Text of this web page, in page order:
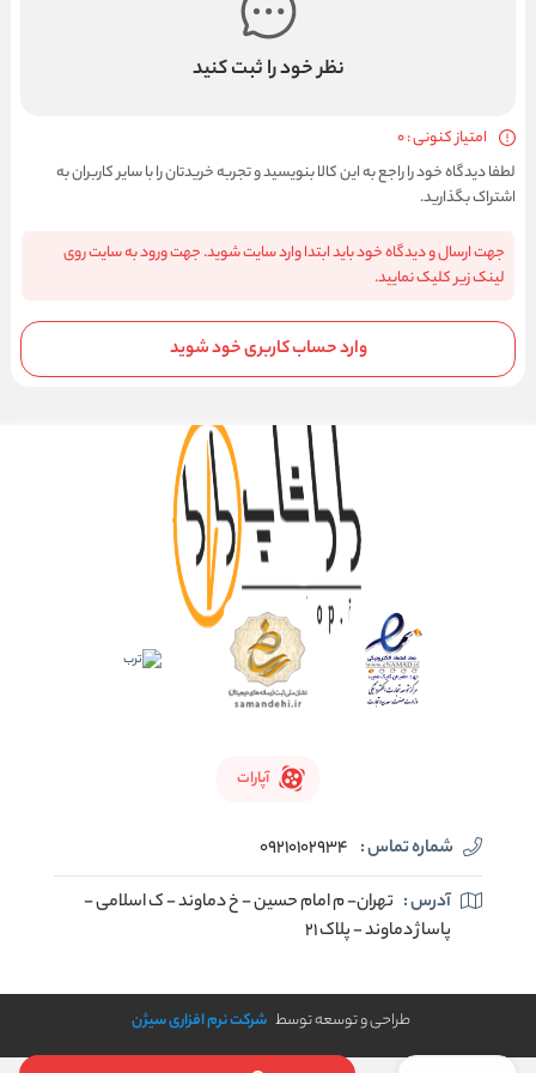
نظر خود را ثبت کنید
امتیاز کنونی : 0
لطفا دیدگاه خود را راجع به این کالا بنویسید و تجربه خریدتان را با سایر کاربران به
اشتراک بگذارید.
جهت ارسال و دیدگاه خود باید ابتدا وارد سایت شوید. جهت ورود به سایت روی
لینک زیر کلیک نمایید.
وارد حساب کاربری خود شوید
آپارات
شماره تماس : 09210102934
آدرس : تهران- م امام حسین - خ دماوند - ک اسلامی -
پاساژ دماوند - پلاک 21
طراحی و توسعه توسط شرکت نرم افزاری سیژن